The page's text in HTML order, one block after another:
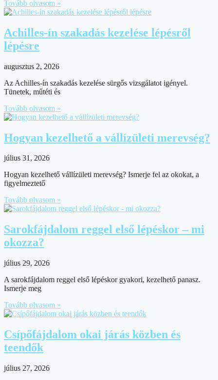
Tovább olvasom »
Achilles-ín szakadás kezelése lépésről
lépésre
augusztus 2, 2026
Az Achilles-ín szakadás kezelése sürgős vizsgálatot igényel.
Tünetek, műtéti és
Tovább olvasom »
Hogyan kezelhető a vállízületi merevség?
július 31, 2026
Hogyan kezelhető vállízületi merevség? Ismerje fel az okokat, a
figyelmeztető
Tovább olvasom »
Sarokfájdalom reggel első lépéskor – mi
okozza?
július 29, 2026
A sarokfájdalom reggel első lépéskor gyakori, kezelhető panasz.
Ismerje meg
Tovább olvasom »
Csípőfájdalom okai járás közben és
teendők
július 27, 2026